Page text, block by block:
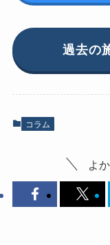
過去の
コラム
よ